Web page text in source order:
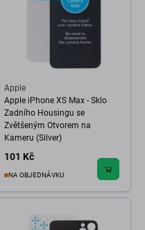
Apple
Apple iPhone XS Max - Sklo
Zadního Housingu se
Zvětšeným Otvorem na
Kameru (Silver)
101 Kč
NA OBJEDNÁVKU